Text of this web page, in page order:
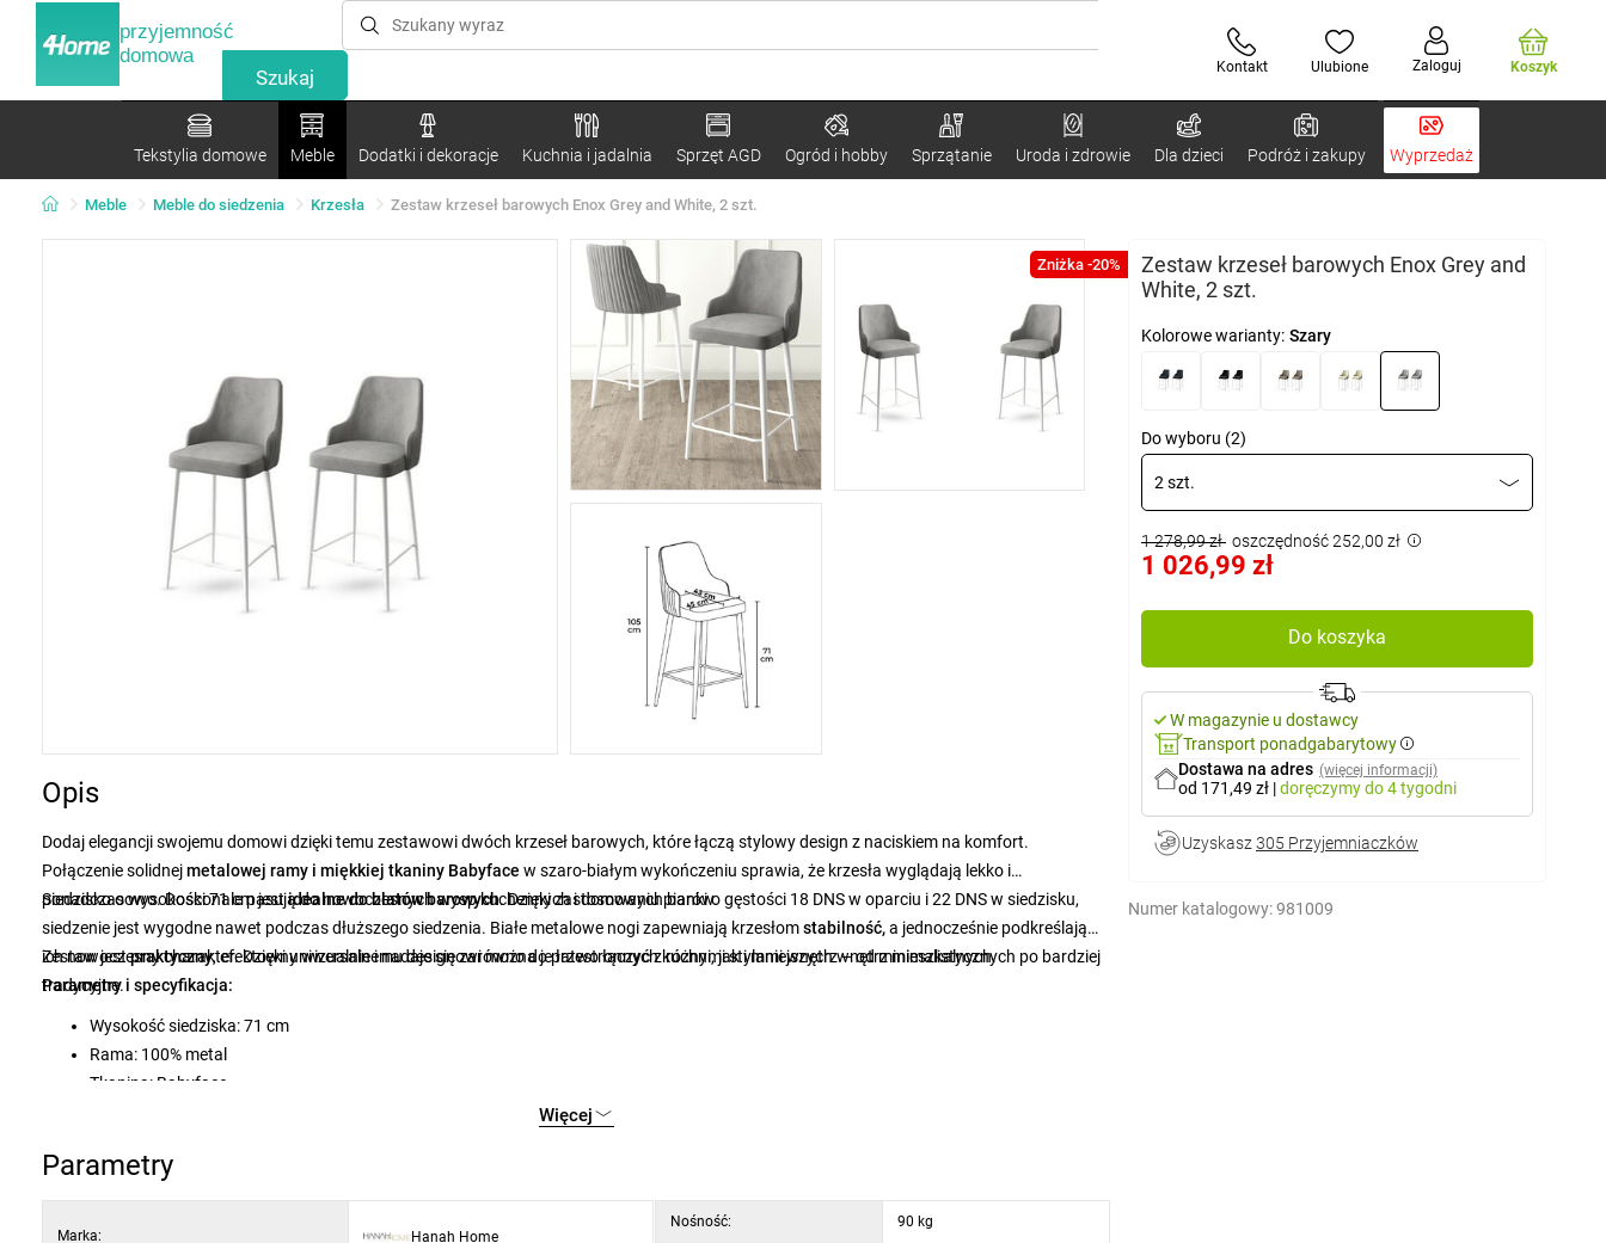
przyjemność
domowa
Kontakt Ulubione Zaloguj Koszyk
Tekstylia domowe Meble Dodatki i dekoracje Kuchnia i jadalnia Sprzęt AGD Ogród i hobby Sprzątanie Uroda i zdrowie Dla dzieci Podróż i zakupy Wyprzedaż
Meble Meble do siedzenia Krzesła Zestaw krzeseł barowych Enox Grey and White, 2 szt.
Zniżka -20%
Zestaw krzeseł barowych Enox Grey and
White, 2 szt.
Kolorowe warianty: Szary
Do wyboru (2)
2 szt.
1 278,99 zł oszczędność 252,00 zł
1 026,99 zł
Do koszyka
W magazynie u dostawcy
Transport ponadgabarytowy
Dostawa na adres (więcej informacji)
od 171,49 zł |doręczymydo 4 tygodni
Uzyskasz 305 Przyjemniaczków
Numer katalogowy:981009
Opis
Dodaj elegancji swojemu domowi dzięki temu zestawowi dwóch krzeseł barowych, które łączą stylowy design z naciskiem na komfort.
Połączenie solidnejmetalowej ramy i miękkiej tkaniny Babyface w szaro-białym wykończeniu sprawia, że krzesła wyglądają lekko i
ponadczasowo. Doskonale pasują do nowoczesnych wysp kuchennych i domowych barów.
Siedzisko o wysokości 71 cm jestidealne do blatów barowych. Dzięki zastosowaniu pianki o gęstości 18 DNS w oparciu i 22 DNS w siedzisku,
siedzenie jest wygodne nawet podczas dłuższego siedzenia. Białe metalowe nogi zapewniają krzesłomstabilność,a jednocześnie podkreślają
ich nowoczesny charakter. Dzięki uniwersalnemu designowi można je łatwo łączyć z różnymi stylami wnętrz – od minimalistycznych po bardziej
tradycyjne.
Zestaw jestpraktyczny, efektowny wizualnie i nadaje się zarówno do przestronnych kuchni, jak i mniejszych wnętrz mieszkalnych.
Parametry i specyfikacja:
Wysokość siedziska: 71 cm
Rama: 100% metal
Tkanina: Babyface
Wypełnienie: pianka 18 DNS (oparcie), pianka 22 DNS (siedzisko)Więcej
Parametry
Marka: Hanah Home
Nośność: 90 kg